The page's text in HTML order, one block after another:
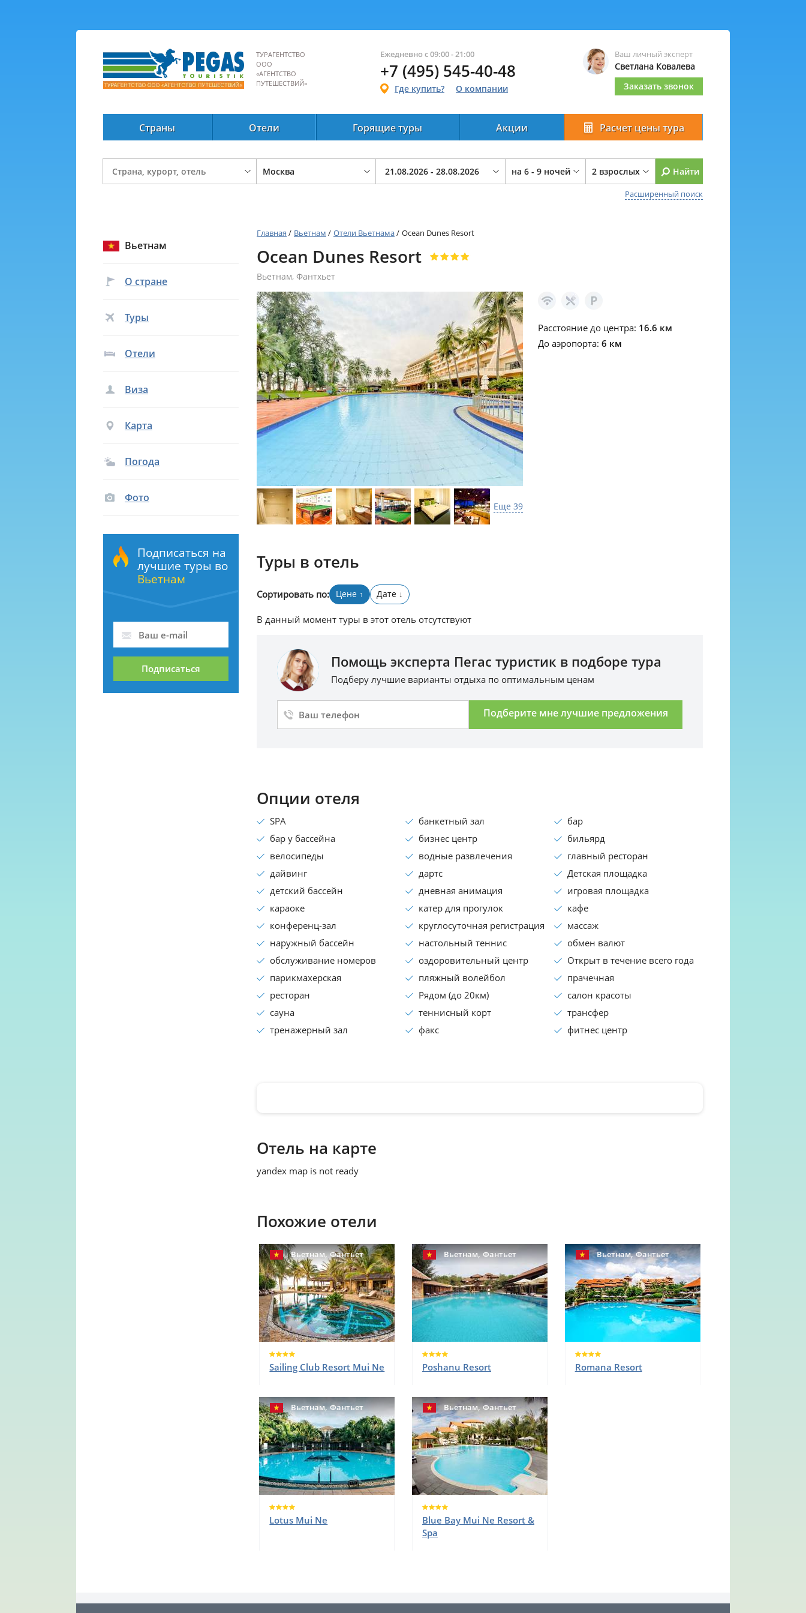
ТУРАГЕНТСТВО
ООО
«АГЕНТСТВО
ПУТЕШЕСТВИЙ»
Ежедневно с 09:00 - 21:00
+7 (495) 545-40-48
Где купить? О компании
Ваш личный эксперт
Светлана Ковалева
Заказать звонок
Страны Отели Горящие туры Акции Расчет цены тура
на 6 - 9 ночей 2 взрослых Найти
Расширенный поиск
Вьетнам
О стране
Туры
Отели
Виза
Карта
Погода
Фото
Подписаться на
лучшие туры во
Вьетнам
Подписаться
Главная / Вьетнам / Отели Вьетнама/ Ocean Dunes Resort
Ocean Dunes Resort
Вьетнам, Фантхьет
Еще 39
Расстояние до центра: 16.6 км
До аэропорта: 6 км
Туры в отель
Сортировать по: Цене ↑ Дате ↓
В данный момент туры в этот отель отсутствуют
Помощь эксперта Пегас туристик в подборе тура
Подберу лучшие варианты отдыха по оптимальным ценам
Подберите мне лучшие предложения
Опции отеля
SPA банкетный зал
бар
бар у бассейна
бизнес центр
бильярд
велосипеды
водные развлечения
главный ресторан
дайвинг
дартс
Детская площадка
детский бассейн
дневная анимация
игровая площадка
караоке
катер для прогулок
кафе
конференц-зал
круглосуточная регистрация
массаж
наружный бассейн
настольный теннис
обмен валют
обслуживание номеров
оздоровительный центр
Открыт в течение всего года
парикмахерская
пляжный волейбол
прачечная
ресторан
Рядом (до 20км)
салон красоты
сауна
теннисный корт
трансфер
тренажерный зал
факс фитнес центр
Отель на карте
yandex map is not ready
Похожие отели
Вьетнам,Фантьет
Sailing Club Resort Mui Ne
Вьетнам,Фантьет
Poshanu Resort
Вьетнам,Фантьет
Romana Resort
Вьетнам,Фантьет
Lotus Mui Ne
Вьетнам,Фантьет
Blue Bay Mui Ne Resort &
Spa